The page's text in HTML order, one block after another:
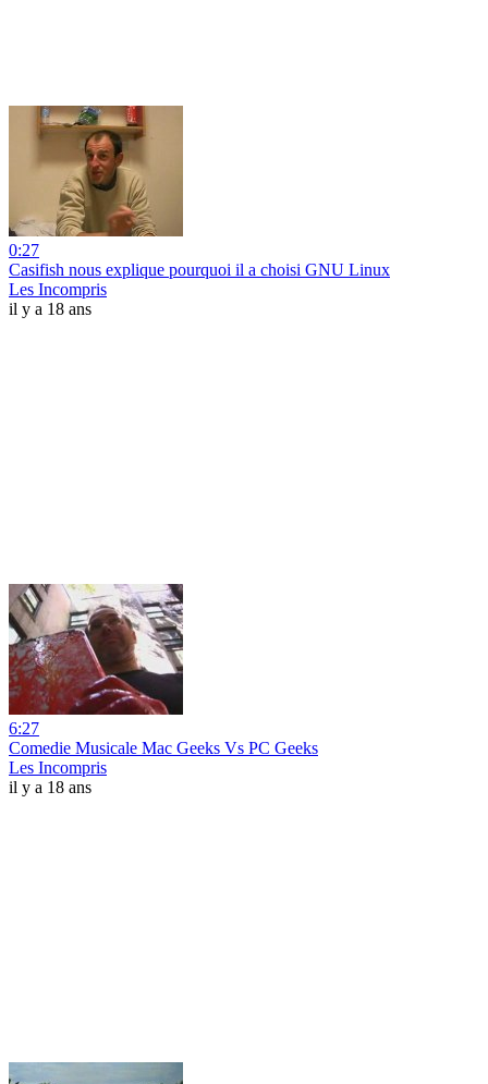
0:27
Casifish nous explique pourquoi il a choisi GNU Linux
Les Incompris
il y a 18 ans
6:27
Comedie Musicale Mac Geeks Vs PC Geeks
Les Incompris
il y a 18 ans